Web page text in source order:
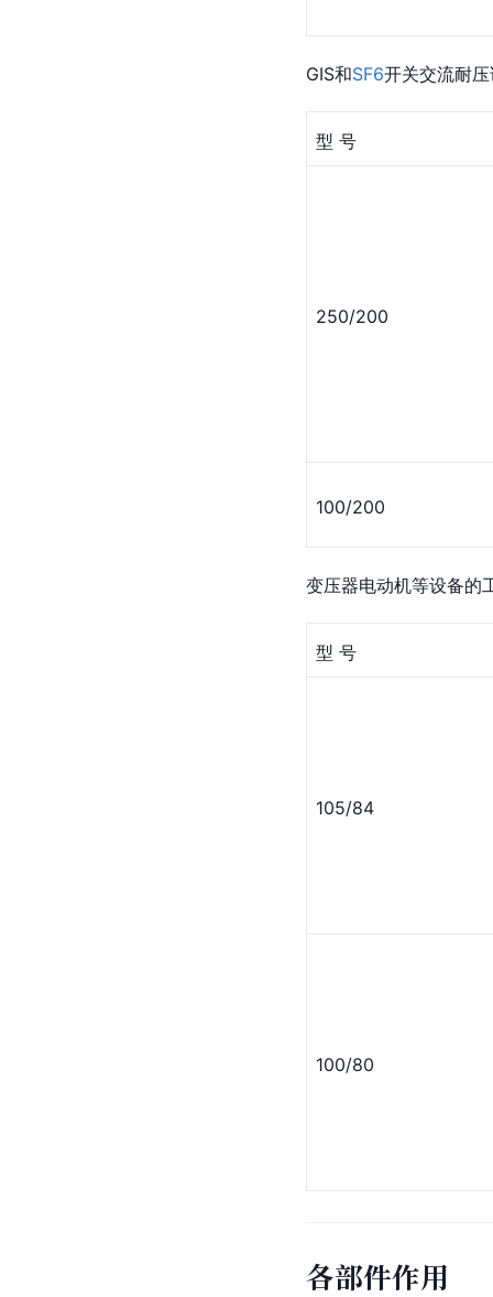
GIS和SF6开关交流耐
型 号
250/200
100/200
变压器电动机等设备的
型 号
105/84
100/80
各部件作用